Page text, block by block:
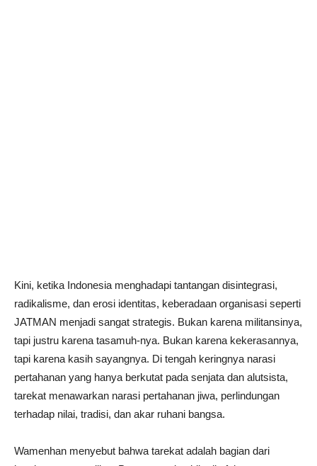
Kini, ketika Indonesia menghadapi tantangan disintegrasi,
radikalisme, dan erosi identitas, keberadaan organisasi seperti
JATMAN menjadi sangat strategis. Bukan karena militansinya,
tapi justru karena tasamuh-nya. Bukan karena kekerasannya,
tapi karena kasih sayangnya. Di tengah keringnya narasi
pertahanan yang hanya berkutat pada senjata dan alutsista,
tarekat menawarkan narasi pertahanan jiwa, perlindungan
terhadap nilai, tradisi, dan akar ruhani bangsa.
Wamenhan menyebut bahwa tarekat adalah bagian dari